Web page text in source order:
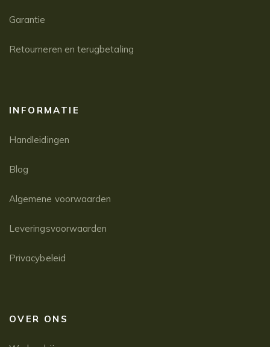
Garantie
Retourneren en terugbetaling
INFORMATIE
Handleidingen
Blog
Algemene voorwaarden
Leveringsvoorwaarden
Privacybeleid
OVER ONS